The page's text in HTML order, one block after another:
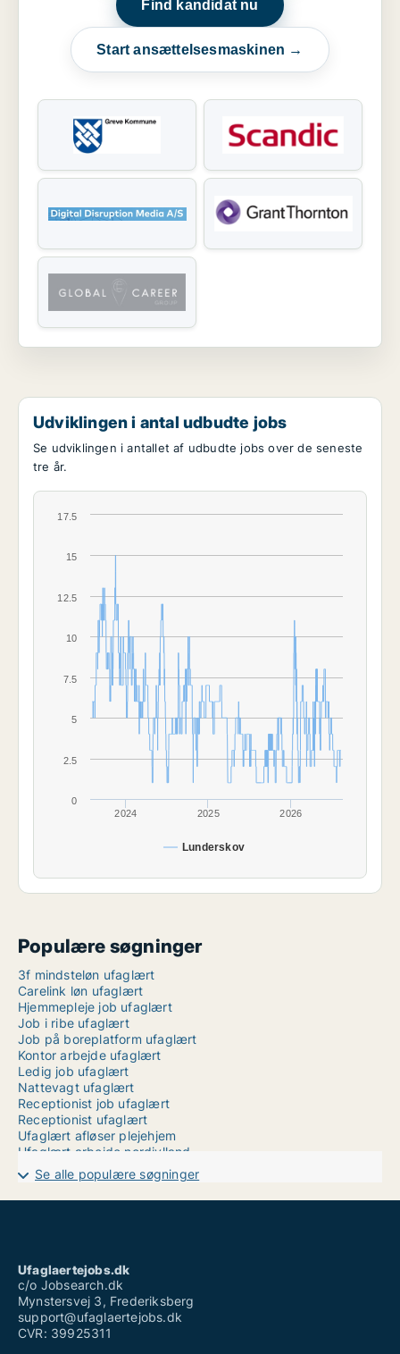
Find kandidat nu
Start ansættelsesmaskinen →
Udviklingen i antal udbudte jobs
Se udviklingen i antallet af udbudte jobs over de seneste
tre år.
Lunderskov
2024 2025 2026
0
2.5
5
7.5
10
12.5
15
17.5
Populære søgninger
3f mindsteløn ufaglært
Carelink løn ufaglært
Hjemmepleje job ufaglært
Job i ribe ufaglært
Job på boreplatform ufaglært
Kontor arbejde ufaglært
Ledig job ufaglært
Nattevagt ufaglært
Receptionist job ufaglært
Receptionist ufaglært
Ufaglært afløser plejehjem
Ufaglært arbejde nordjylland
Ufaglært arbejde aarhus
Ufaglært hjemmepleje
Ufaglært job herlev
Ufaglært maler løn
Ufaglært operatør job
Se alle populære søgninger
Ufaglaertejobs.dk
c/o Jobsearch.dk
Mynstersvej 3, Frederiksberg
support@ufaglaertejobs.dk
CVR: 39925311